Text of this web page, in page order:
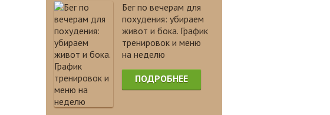
Бег по вечерам для
похудения: убираем
живот и бока. График
тренировок и меню
на неделю
ПОДРОБНЕЕ